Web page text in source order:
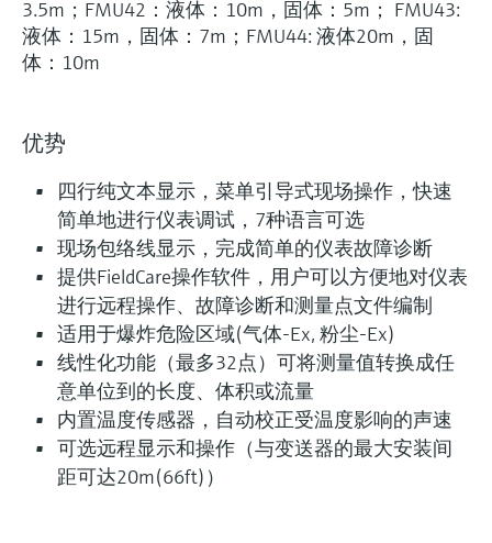
3.5m；FMU42：液体：10m，固体：5m； FMU43:
液体：15m，固体：7m；FMU44: 液体20m，固
体：10m
优势
四行纯文本显示，菜单引导式现场操作，快速
简单地进行仪表调试，7种语言可选
现场包络线显示，完成简单的仪表故障诊断
提供FieldCare操作软件，用户可以方便地对仪表
进行远程操作、故障诊断和测量点文件编制
适用于爆炸危险区域(气体-Ex, 粉尘-Ex)
线性化功能（最多32点）可将测量值转换成任
意单位到的长度、体积或流量
内置温度传感器，自动校正受温度影响的声速
可选远程显示和操作（与变送器的最大安装间
距可达20m(66ft)）